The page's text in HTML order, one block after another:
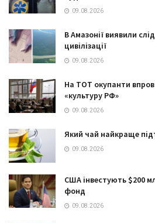
09.08.2026
В Амазонії виявили
цивілізації
09.08.2026
На ТОТ окупанти
«культуру РФ»
09.08.2026
Який чай найкраще
09.08.2026
США інвестують $200
фонд
09.08.2026